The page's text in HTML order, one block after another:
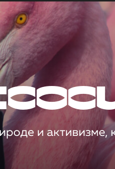
и активизме,